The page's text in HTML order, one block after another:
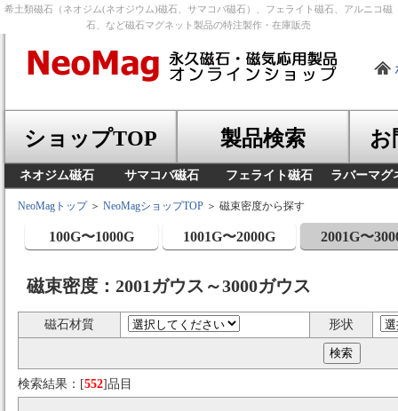
希土類磁石（ネオジム(ネオジウム)磁石、サマコバ磁石）、フェライト磁石、アルニコ磁
石、など磁石マグネット製品の特注製作・在庫販売
ショップTOP 製品検索 お
ネオジム磁石 サマコバ磁石 フェライト磁石 ラバーマグ
NeoMagトップ＞ NeoMagショップTOP ＞ 磁束密度から探す
100G〜1000G 1001G〜2000G 2001G〜
磁束密度：2001ガウス～3000ガウス
磁石材質 形状
検索結果：[552]品目